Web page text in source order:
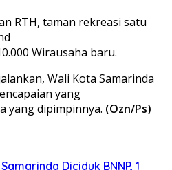
RTH, taman rekreasi satu
Wirausaha baru.
Wali Kota Samarinda
yang
yang dipimpinnya. (Ozn/Ps)
Diciduk BNNP, 1